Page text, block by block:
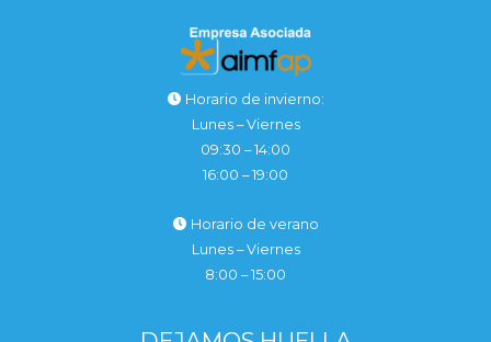
Horario de invierno:
Lunes – Viernes
09:30 – 14:00
16:00 – 19:00
Horario de verano
Lunes – Viernes
8:00 – 15:00